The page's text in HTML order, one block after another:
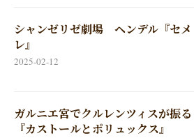
シャンゼリゼ劇場 ヘンデル『セメ
レ』
2025-02-12
ガルニエ宮でクルレンツィスが振る
『カストールとポリュックス』